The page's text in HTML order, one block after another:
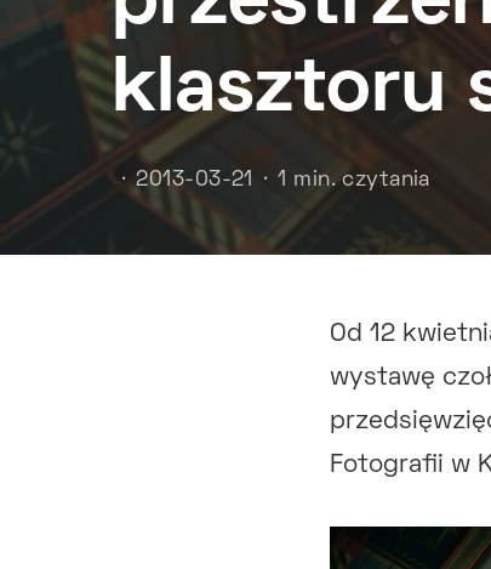
klasztoru
2013-03-21 1 min. czytania
Od 12
wystawę
Fotografii w